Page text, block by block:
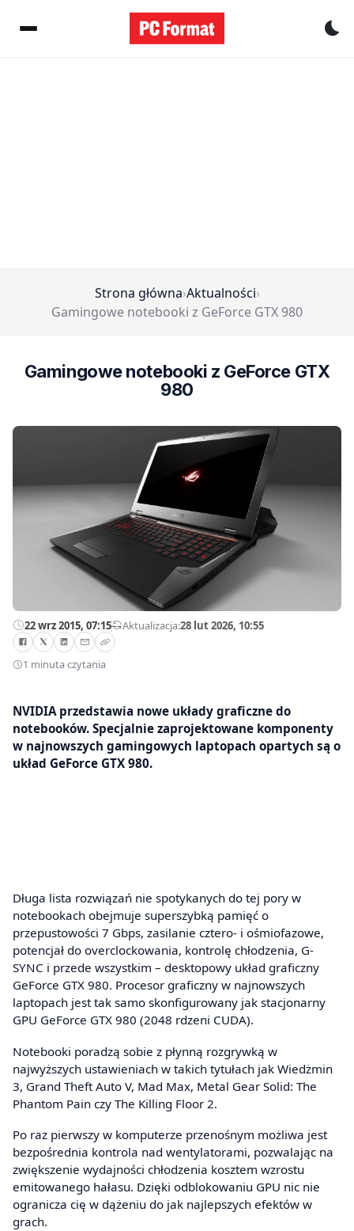
Strona główna›Aktualności›
Gamingowe notebooki z GeForce GTX 980
Gamingowe notebooki z GeForce GTX
980
22 wrz 2015, 07:15—Aktualizacja:28 lut 2026, 10:55
1 minuta czytania
NVIDIA przedstawia nowe układy graficzne do
notebooków. Specjalnie zaprojektowane komponenty
w najnowszych gamingowych laptopach opartych są o
układ GeForce GTX 980.
Długa lista rozwiązań nie spotykanych do tej pory w
notebookach obejmuje superszybką pamięć o
przepustowości 7 Gbps, zasilanie cztero- i ośmiofazowe,
potencjał do overclockowania, kontrolę chłodzenia, G-
SYNC i przede wszystkim – desktopowy układ graficzny
GeForce GTX 980. Procesor graficzny w najnowszych
laptopach jest tak samo skonfigurowany jak stacjonarny
GPU GeForce GTX 980 (2048 rdzeni CUDA).
Notebooki poradzą sobie z płynną rozgrywką w
najwyższych ustawieniach w takich tytułach jak Wiedżmin
3, Grand Theft Auto V, Mad Max, Metal Gear Solid: The
Phantom Pain czy The Killing Floor 2.
Po raz pierwszy w komputerze przenośnym możliwa jest
bezpośrednia kontrola nad wentylatorami, pozwalając na
zwiększenie wydajności chłodzenia kosztem wzrostu
emitowanego hałasu. Dzięki odblokowaniu GPU nic nie
ogranicza cię w dążeniu do jak najlepszych efektów w
grach.